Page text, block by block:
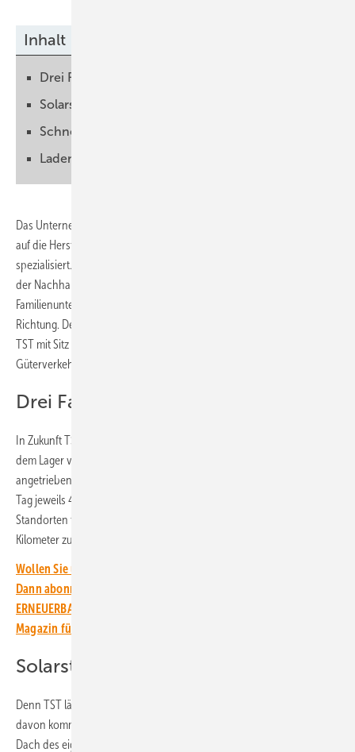
Inhalt
Drei Fahrten täglich
Solarstrom in die Akkus laden
Schnelllader mit Speicher aufgebaut
Ladenetz in Planung
Das Unternehmen Werner & Mertz hat sich schon vor fast 40 Jahren
auf die Herstellung von ökologisch abbaubaren Reinigungsmitteln
spezialisiert. Mit der Marke Frosch ist das Unternehmen ein Vorreiter
der Nachhaltigkeit in der Branche. Jetzt geht das
Familienunternehmen aus Mainz einen weiteren Schritt in diese
Richtung. Denn gemeinsam mit seinem langjährigen Logistikpartner
TST mit Sitz in Worms steigt Werner & Mertz auf den emissionsarmen
Güterverkehr um.
Drei Fahrten täglich
In Zukunft TST die Logistik zwischen dem Produktionsort Mainz und
dem Lager von Werner & Mertz in Worms mit einem batterieelektrisch
angetriebenen Lkw absolvieren. Der Elektro-Scania wird dreimal pro
Tag jeweils 44 Tonnen Reinigungsmittel zwischen den beiden
Standorten transportieren. Dabei legt er jedes Mal pro Strecke 67
Kilometer zurück – flüsterleise und klimaschonend.
Wollen Sie über die Energiewende auf dem Laufenden bleiben?
Dann abonnieren Sie einfach den kostenlosen Newsletter von
ERNEUERBARE ENERGIEN – dem größten verbandsunabhängigen
Magazin für erneuerbare Energien in Deutschland!
Solarstrom in die Akkus laden
Denn TST lädt ausschließlich Ökostrom in den Lkw. Der größte Teil
davon kommt aus einer Solaranlage, die das Unternehmen auf dem
Dach des eigenen Logistikzentrums in Worms errichtet hat. „Der